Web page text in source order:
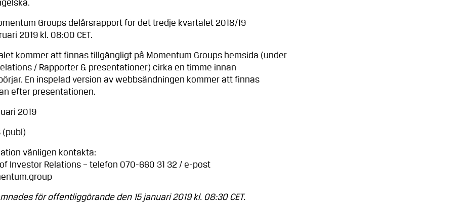
Groups delårsrapport för det tredje kvartalet 2018/19
2019 kl. 08:00 CET.
kommer att finnas tillgängligt på Momentum Groups hemsida (under
/ Rapporter & presentationer) cirka en timme innan
En inspelad version av webbsändningen kommer att finnas
efter presentationen.
2019
(publ)
vänligen kontakta:
Investor Relations – telefon 070-660 31 32 / e-post
för offentliggörande den 15 januari 2019 kl. 08:30 CET.